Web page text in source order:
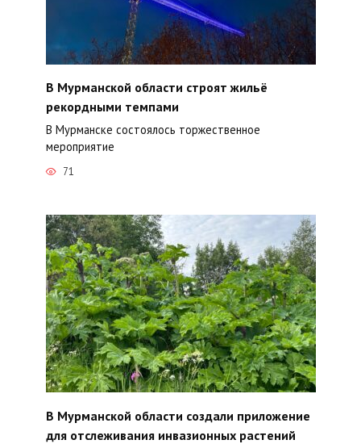
В Мурманской области строят жильё
рекордными темпами
В Мурманске состоялось торжественное
мероприятие
71
В Мурманской области создали приложение
для отслеживания инвазионных растений